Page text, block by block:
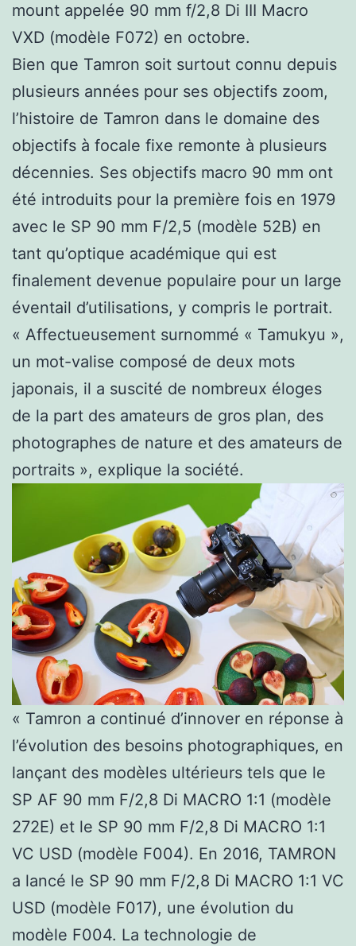
mount appelée 90 mm f/2,8 Di III Macro
VXD (modèle F072) en octobre.
Bien que Tamron soit surtout connu depuis
plusieurs années pour ses objectifs zoom,
l’histoire de Tamron dans le domaine des
objectifs à focale fixe remonte à plusieurs
décennies. Ses objectifs macro 90 mm ont
été introduits pour la première fois en 1979
avec le SP 90 mm F/2,5 (modèle 52B) en
tant qu’optique académique qui est
finalement devenue populaire pour un large
éventail d’utilisations, y compris le portrait.
« Affectueusement surnommé « Tamukyu »,
un mot-valise composé de deux mots
japonais, il a suscité de nombreux éloges
de la part des amateurs de gros plan, des
photographes de nature et des amateurs de
portraits », explique la société.
« Tamron a continué d’innover en réponse à
l’évolution des besoins photographiques, en
lançant des modèles ultérieurs tels que le
SP AF 90 mm F/2,8 Di MACRO 1:1 (modèle
272E) et le SP 90 mm F/2,8 Di MACRO 1:1
VC USD (modèle F004). En 2016, TAMRON
a lancé le SP 90 mm F/2,8 Di MACRO 1:1 VC
USD (modèle F017), une évolution du
modèle F004. La technologie de